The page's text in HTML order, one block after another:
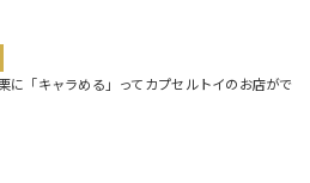
に「キャラめる」ってカプセルトイのお店がで